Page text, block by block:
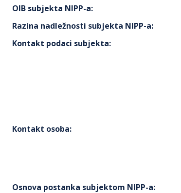
OIB subjekta NIPP-a:
Razina nadležnosti subjekta NIPP-a:
Kontakt podaci subjekta:
Kontakt osoba:
Osnova postanka subjektom NIPP-a: